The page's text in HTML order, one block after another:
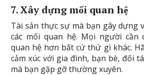
7. Xây dựng mối quan hệ
Tài sản thực sự mà bạn gây dựng
các mối quan hệ. Mọi người cần
quan hệ hơn bất cứ thứ gì khác.
cảm xúc với gia đình, bạn bè, đối
mà bạn gặp gỡ thường xuyên.